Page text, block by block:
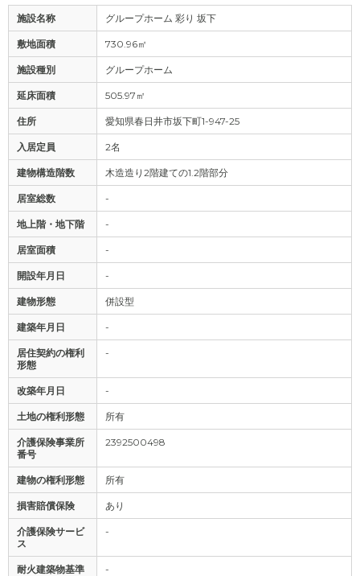
施設名称 グループホーム 彩り 坂下
敷地面積 730.96㎡
施設種別 グループホーム
延床面積 505.97㎡
住所 愛知県春日井市坂下町1-947-25
入居定員 2名
建物構造階数 木造造り2階建ての1.2階部分
居室総数 -
地上階・地下階 -
居室面積 -
開設年月日 -
建物形態 併設型
建築年月日 -
居住契約の権利
形態
-
改築年月日 -
土地の権利形態 所有
介護保険事業所
番号
2392500498
建物の権利形態 所有
損害賠償保険 あり
介護保険サービ
ス
-
耐火建築物基準 -